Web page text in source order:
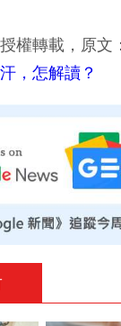
權轉載，原文：
，怎解讀？